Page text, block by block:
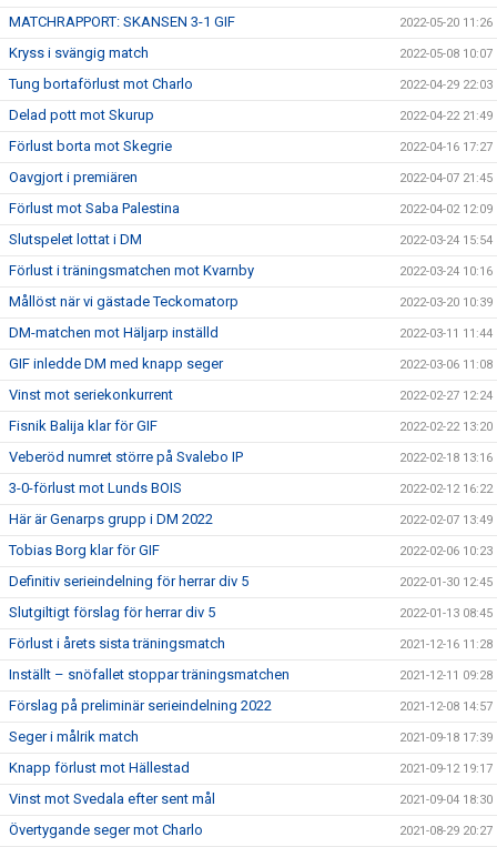
MATCHRAPPORT: SKANSEN 3-1 GIF 2022-05-20 11:26
Kryss i svängig match 2022-05-08 10:07
Tung bortaförlust mot Charlo 2022-04-29 22:03
Delad pott mot Skurup 2022-04-22 21:49
Förlust borta mot Skegrie 2022-04-16 17:27
Oavgjort i premiären 2022-04-07 21:45
Förlust mot Saba Palestina 2022-04-02 12:09
Slutspelet lottat i DM 2022-03-24 15:54
Förlust i träningsmatchen mot Kvarnby 2022-03-24 10:16
Mållöst när vi gästade Teckomatorp 2022-03-20 10:39
DM-matchen mot Häljarp inställd 2022-03-11 11:44
GIF inledde DM med knapp seger 2022-03-06 11:08
Vinst mot seriekonkurrent 2022-02-27 12:24
Fisnik Balija klar för GIF 2022-02-22 13:20
Veberöd numret större på Svalebo IP 2022-02-18 13:16
3-0-förlust mot Lunds BOIS 2022-02-12 16:22
Här är Genarps grupp i DM 2022 2022-02-07 13:49
Tobias Borg klar för GIF 2022-02-06 10:23
Definitiv serieindelning för herrar div 5 2022-01-30 12:45
Slutgiltigt förslag för herrar div 5 2022-01-13 08:45
Förlust i årets sista träningsmatch 2021-12-16 11:28
Inställt – snöfallet stoppar träningsmatchen 2021-12-11 09:28
Förslag på preliminär serieindelning 2022 2021-12-08 14:57
Seger i målrik match 2021-09-18 17:39
Knapp förlust mot Hällestad 2021-09-12 19:17
Vinst mot Svedala efter sent mål 2021-09-04 18:30
Övertygande seger mot Charlo 2021-08-29 20:27